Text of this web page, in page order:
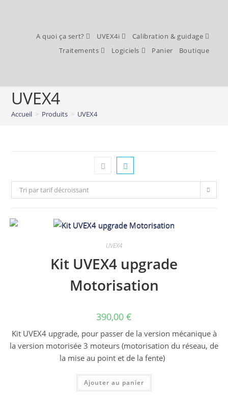
A quoi ça sert? UVEX4i
Calibration & guidage
Traitements
Logiciels Panier Boutique
UVEX4
Accueil > Produits > UVEX4
Tri par tarif décroissant
UVEX4
Kit UVEX4 upgrade
Motorisation
390,00 €
Kit UVEX4 upgrade, pour passer de la version mécanique à
la version motorisée 3 moteurs (motorisation du réseau, de
la mise au point et de la fente)
Ajouter au panier